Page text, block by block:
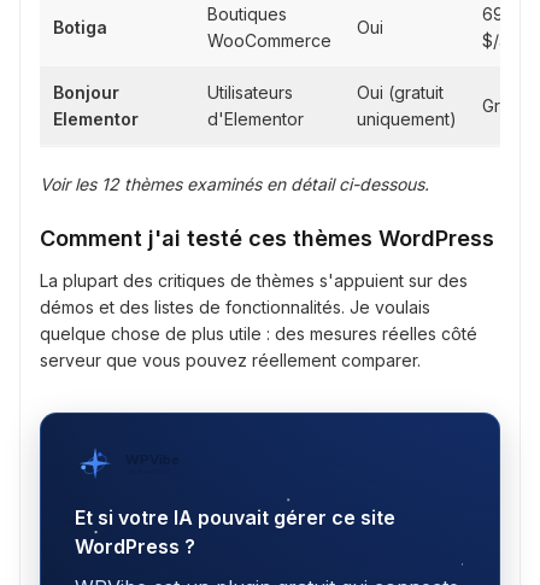
Botiga
Boutiques
WooCommerce
Oui
69
$/an
Bonjour
Elementor
Utilisateurs
d'Elementor
Oui (gratuit
uniquement)
Gratuit
Voir les 12 thèmes examinés en détail ci-dessous.
Comment j'ai testé ces thèmes WordPress
La plupart des critiques de thèmes s'appuient sur des
démos et des listes de fonctionnalités. Je voulais
quelque chose de plus utile : des mesures réelles côté
serveur que vous pouvez réellement comparer.
WPVibe
Et si votre IA pouvait gérer ce site
WordPress ?